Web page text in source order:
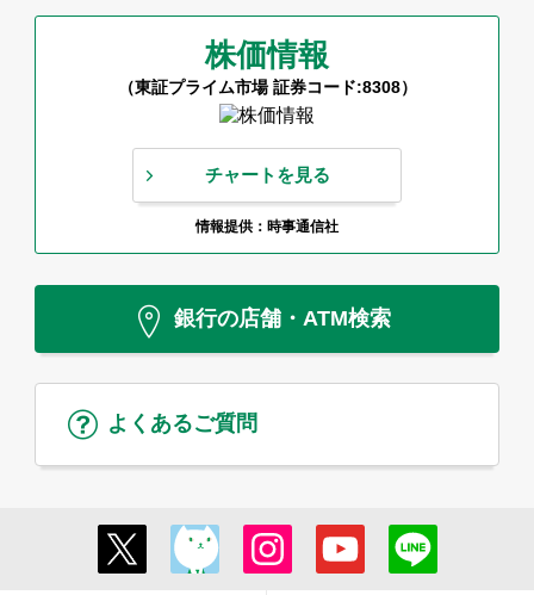
株価情報
（東証プライム市場 証券コード:8308）
チャートを見る
情報提供：時事通信社
銀行の店舗・ATM検索
よくあるご質問